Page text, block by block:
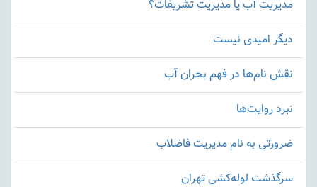
مدیریت آب یا مدیریت تشریفات؟
دیگر امیدی نیست
نقش نام‌ها در فهم بحران آب
نبرد روایت‌ها
ضرورتی به نام مدیریت فاضلاب
سرگذشت لوله‌کشی تهران